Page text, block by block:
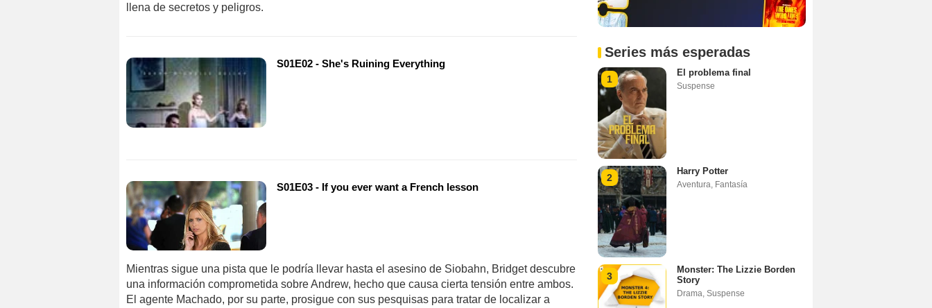
llena de secretos y peligros.
S01E02 - She's Ruining Everything
S01E03 - If you ever want a French lesson
Mientras sigue una pista que le podría llevar hasta el asesino de Siobahn, Bridget descubre
una información comprometida sobre Andrew, hecho que causa cierta tensión entre ambos.
El agente Machado, por su parte, prosigue con sus pesquisas para tratar de localizar a
Series más esperadas
1
El problema final
Suspense
2
Harry Potter
Aventura Fantasía
3
Monster: The Lizzie Borden
Story
Drama Suspense